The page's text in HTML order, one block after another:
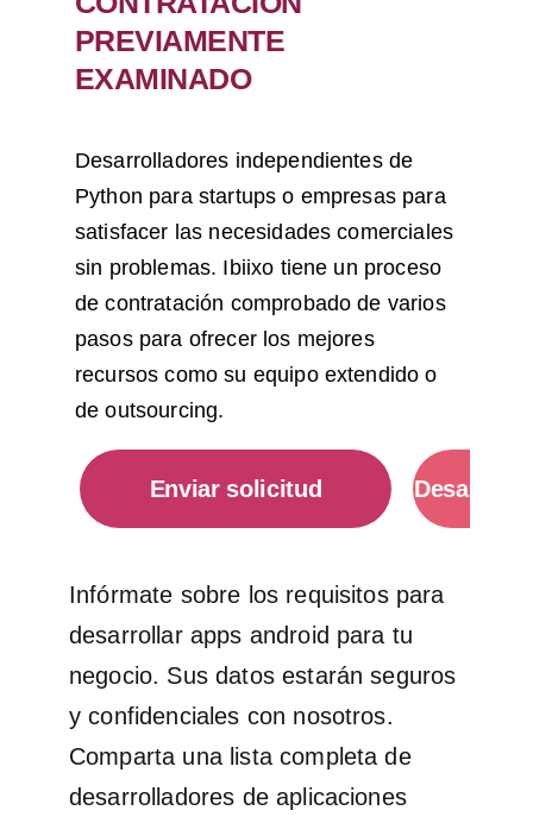
PREVIAMENTE
EXAMINADO
Desarrolladores independientes de
Python para startups o empresas para
satisfacer las necesidades comerciales
sin problemas. Ibiixo tiene un proceso
de contratación comprobado de varios
pasos para ofrecer los mejores
recursos como su equipo extendido o
de outsourcing.
Enviar solicitud
Infórmate sobre los requisitos para
desarrollar apps android para tu
negocio. Sus datos estarán seguros
y confidenciales con nosotros.
Comparta una lista completa de
desarrolladores de aplicaciones